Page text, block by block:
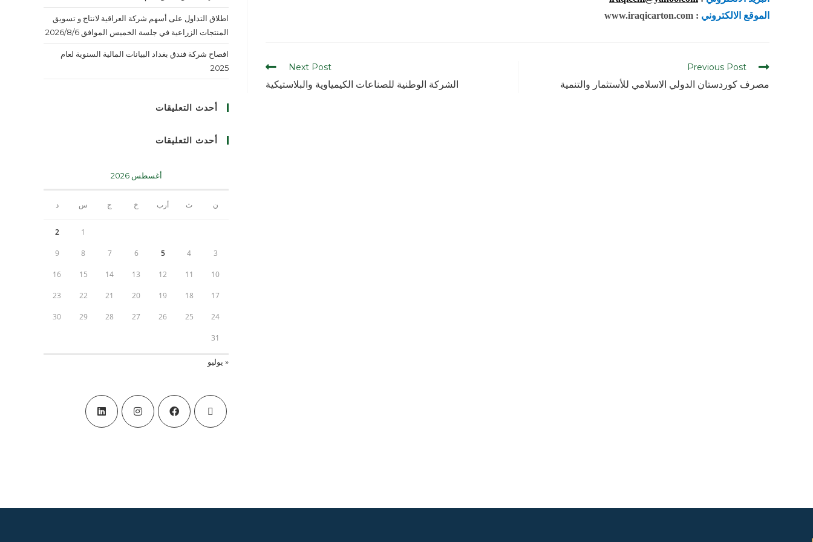
الموقع الالكتروني : www.iraqicarton.com
Previous Post
مصرف كوردستان الدولي الاسلامي للأستثمار والتنمية
Next Post
الشركة الوطنية للصناعات الكيمياوية والبلاستيكية
اطلاق التداول على أسهم شركة العراقية لانتاج و تسويق
المنتجات الزراعية في جلسة الخميس الموافق 2026/8/6
افصاح شركة فندق بغداد البيانات المالية السنوية لعام
2025
أحدث التعليقات
أحدث التعليقات
أغسطس 2026
ن ث أرب خ ج س د
1
2
3
4
5
6
7
8
9
10
11
12
13
14
15
16
17
18
19
20
21
22
23
24
25
26
27
28
29
30
31
« يوليو